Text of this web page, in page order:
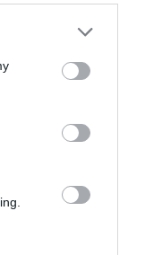
or more Google
You may click to
party tags to
in below Google